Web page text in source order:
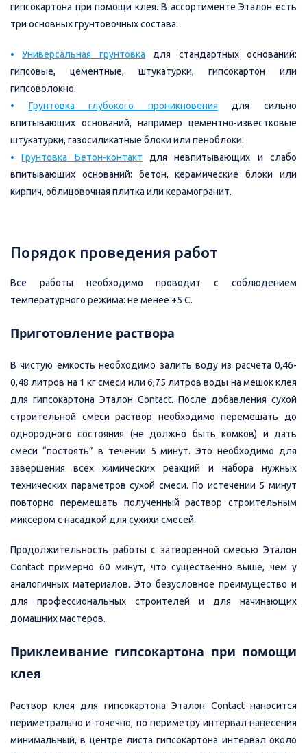
гипсокартона при помощи клея. В ассортименте Эталон есть
три основных грунтовочных состава:
• Универсальная грунтовка для стандартных оснований:
гипсовые, цементные, штукатурки, гипсокартон или
гипсоволокно.
•
Грунтовка глубокого проникновения для сильно
впитывающих оснований, например цементно-известковые
штукатурки, газосиликатные блоки или пеноблоки.
•
Грунтовка Бетон-контакт для невпитывающих и слабо
впитывающих оснований: бетон, керамические блоки или
кирпич, облицовочная плитка или керамогранит.
Порядок проведения работ
Все работы необходимо проводит с соблюдением
температурного режима: не менее +5 С.
Приготовление раствора
В чистую емкость необходимо залить воду из расчета 0,46-
0,48 литров на 1 кг смеси или 6,75 литров воды на мешок клея
для гипсокартона Эталон Contact. После добавления сухой
строительной смеси раствор необходимо перемешать до
однородного состояния (не должно быть комков) и дать
смеси “постоять” в течении 5 минут. Это необходимо для
завершения всех химических реакций и набора нужных
технических параметров сухой смеси. По истечении 5 минут
повторно перемешать полученный раствор строительным
миксером с насадкой для сухихи смесей.
Продолжительность работы с затворенной смесью Эталон
Contact примерно 60 минут, что существенно выше, чем у
аналогичных материалов. Это безусловное преимущество и
для профессиональных строителей и для начинающих
домашних мастеров.
Приклеивание гипсокартона при помощи
клея
Раствор клея для гипсокартона Эталон Contact наносится
периметрально и точечно, по периметру интервал нанесения
минимальный, в центре листа гипсокартона интервал около